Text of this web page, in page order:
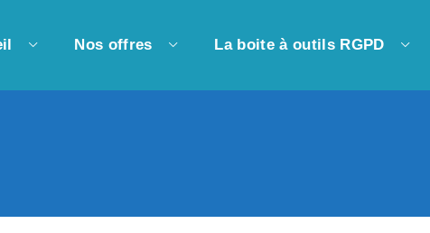
Nos offres La boite à outils RGPD